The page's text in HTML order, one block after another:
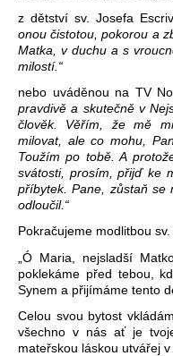
z dětství sv. Josefa
onou čistotou, pokorou a
Matka, v duchu a s
milostí.“
nebo uváděnou na TV
pravdivě a skutečně v
člověk. Věřím, že mě
milovat, ale co mohu,
Toužím po tobě. A
svátosti, prosím, přijď ke
příbytek. Pane, zůstaň
odloučil.“
Pokračujeme modlitbou sv.
„Ó Maria, nejsladší
poklekáme před tebou,
Synem a přijímáme tento
Celou svou bytost
všechno v nás ať je
mateřskou láskou utvářej